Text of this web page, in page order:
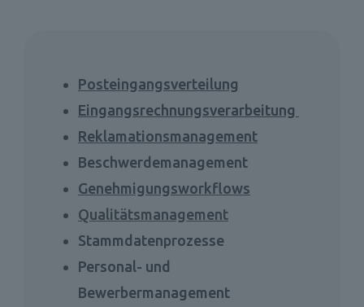
Posteingangsverteilung
Eingangsrechnungsverarbeitung
Reklamationsmanagement
Beschwerdemanagement
Genehmigungsworkflows
Qualitätsmanagement
Stammdatenprozesse
Personal- und
Bewerbermanagement